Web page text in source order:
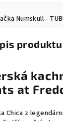
Numskull -
produktu
at
Chica z